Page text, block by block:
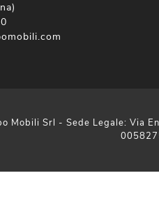
Mobili Srl - Sede Legale: Via